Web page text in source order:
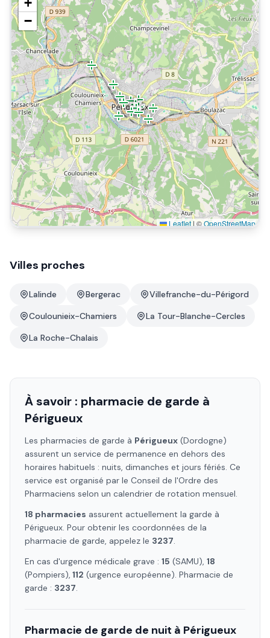
−
Leaflet | ©OpenStreetMap
Villes proches
Lalinde Bergerac
Villefranche-du-Périgord
Coulounieix-Chamiers
La Tour-Blanche-Cercles
La Roche-Chalais
À savoir : pharmacie de garde à
Périgueux
Les pharmacies de garde à Périgueux (Dordogne)
assurent un service de permanence en dehors des
horaires habituels : nuits, dimanches et jours fériés. Ce
service est organisé par le Conseil de l'Ordre des
Pharmaciens selon un calendrier de rotation mensuel.
18 pharmacies assurent actuellement la garde à
Périgueux. Pour obtenir les coordonnées de la
pharmacie de garde, appelez le 3237.
En cas d'urgence médicale grave : 15 (SAMU), 18
(Pompiers), 112 (urgence européenne). Pharmacie de
garde : 3237.
Pharmacie de garde de nuit à Périgueux